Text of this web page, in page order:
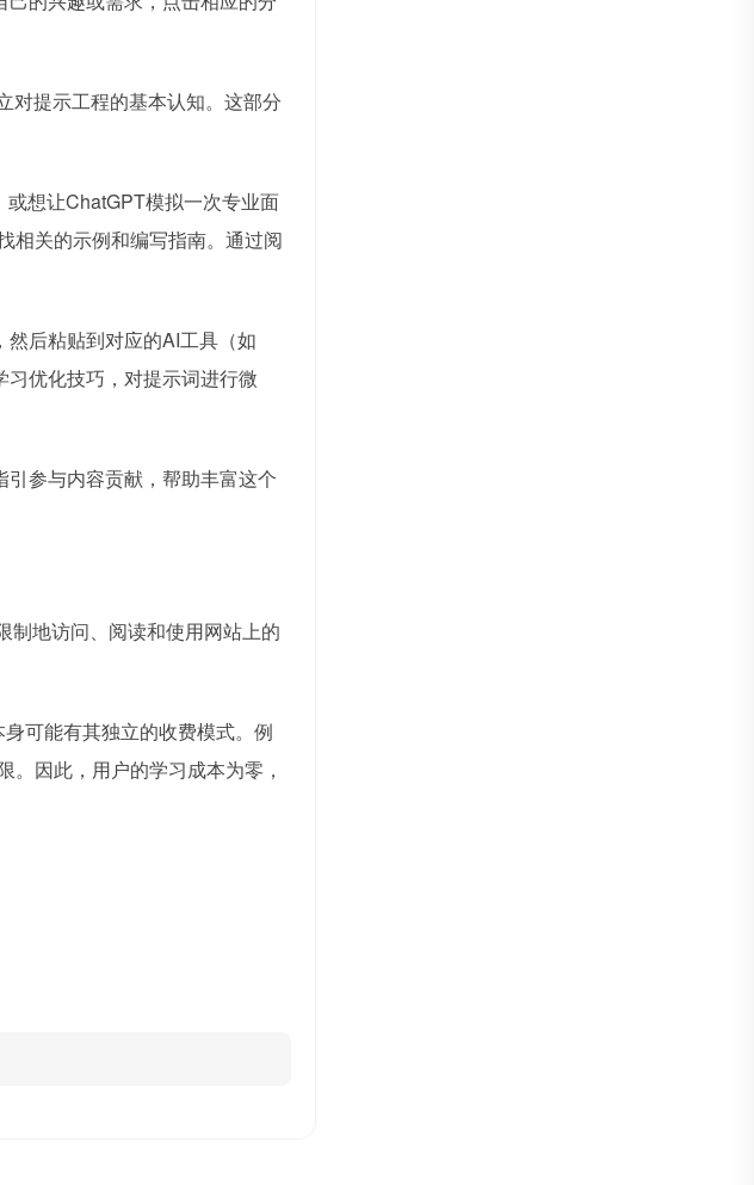
对提示工程的基本认知。这部分
想让ChatGPT模拟一次专业面
相关的示例和编写指南。通过阅
然后粘贴到对应的AI工具（如
优化技巧，对提示词进行微
引参与内容贡献，帮助丰富这个
制地访问、阅读和使用网站上的
可能有其独立的收费模式。例
因此，用户的学习成本为零，